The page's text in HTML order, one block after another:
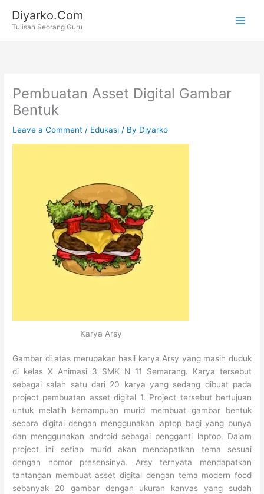
content
Diyarko.Com
Tulisan Seorang Guru
Pembuatan Asset Digital Gambar
Bentuk
Leave a Comment / Edukasi / By Diyarko
Karya Arsy
Gambar di atas merupakan hasil karya Arsy yang masih duduk
di kelas X Animasi 3 SMK N 11 Semarang. Karya tersebut
sebagai salah satu dari 20 karya yang sedang dibuat pada
project pembuatan asset digital 1. Project tersebut bertujuan
untuk melatih kemampuan murid membuat gambar bentuk
secara digital dengan menggunakan laptop bagi yang punya
dan menggunakan android sebagai pengganti laptop. Dalam
project ini setiap murid akan mendapatkan tema sesuai
dengan nomor presensinya. Arsy ternyata mendapatkan
tantangan membuat asset digital dengan tema modern food
sebanyak 20 gambar dengan ukuran kanvas yang sudah